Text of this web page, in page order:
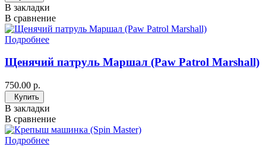
В закладки
В сравнение
Подробнее
Щенячий патруль Маршал (Paw Patrol Marshall)
750.00 р.
Купить
В закладки
В сравнение
Подробнее